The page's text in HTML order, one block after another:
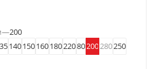
—200
14015016018022080200280250